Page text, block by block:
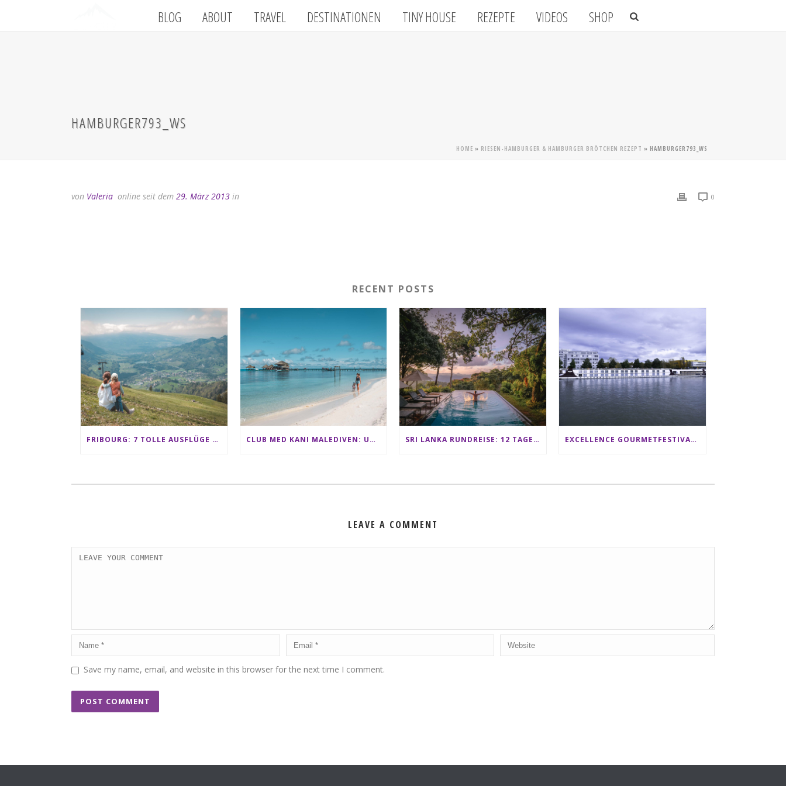
BLOG ABOUT TRAVEL DESTINATIONEN TINY HOUSE REZEPTE VIDEOS SHOP
HAMBURGER793_WS
HOME » RIESEN-HAMBURGER & HAMBURGER BRÖTCHEN REZEPT » HAMBURGER793_WS
von Valeria online seit dem 29. März 2013 in 0
RECENT POSTS
FRIBOURG: 7 TOLLE AUSFLÜGE FÜR FAMILIEN VON CHARMEY BIS LES PACCOTS CLUB MED KANI MALEDIVEN: UNSERE ERFAHRUNGEN IM ALL-INCLUSIVE PARADIES SRI LANKA RUNDREISE: 12 TAGE ZWISCHEN ELEFANTEN, TEEPLANTAGEN & STRAND ALS FAMILIE EXCELLENCE GOURMETFESTIVAL ´25: ZWEI STERNEKÖCHE ANTONIO GUIDA & DARIO MORESCO VERWÖHNEN IHRE GÄSTE AUF EINER LUXERIÖSEN SCHIFFSREISE
LEAVE A COMMENT
Save my name, email, and website in this browser for the next time I comment.